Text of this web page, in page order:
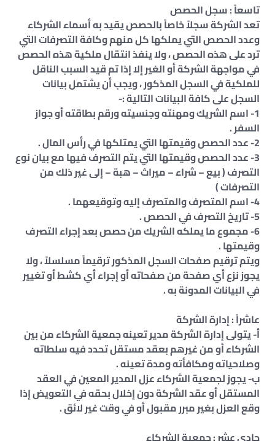
تاسعاً : سجل الحصص
تعد الشركة سجلاً خاصاً بالحصص يقيد به أسماء الشركاء
وعدد الحصص التي يملكها كل منهم وكافة التصرفات التي
ترد على هذه الحصص ، ولا ينفذ انتقال ملكية هذه الحصص
في مواجهة الشركة أو الغير إلا إذا تم قيد السبب الناقل
للملكية في السجل المذكور ، ويجب أن يشتمل بيانات
السجل على كافة البيانات التالية :-
1- اسم الشريك ومهنته وجنسيته ورقم بطاقته أو جواز
السفر .
2- عدد الحصص وقيمتها التي يمتلكها في رأس المال .
3- عدد الحصص وقيمتها التي يتم التصرف فيها مع بيان نوع
التصرف ( بيع – شراء – ميراث – هبة – إلى غير ذلك من
التصرفات )
4- اسم المتصرف والمتصرف إليه وتوقيعهما .
5- تاريخ التصرف في الحصص .
6- مجموع ما يملكه الشريك من حصص بعد إجراء التصرف
وقيمتها .
ويتم ترقيم صفحات السجل المذكور ترقيماً مسلسلاً ، ولا
يجوز نزع أي صفحة من صفحاته أو إجراء أي كشط أو تغيير
في البيانات المدونة به .
عاشراً : إدارة الشركة
أ‌- يتولى إدارة الشركة مدير تعينه جمعية الشركاء من بين
الشركاء أو من غيرهم بعقد مستقل تحدد فيه سلطاته
وصلاحياته ومكافأته ومدة تعينه .
ب‌- يجوز لجمعية الشركاء عزل المدير المعين في العقد
المستقل أو عقد الشركة دون إخلال بحقه في التعويض إذا
وقع العزل بغير مبرر مقبول أو في وقت غير لائق .
حادي عشر : جمعية الشركاء